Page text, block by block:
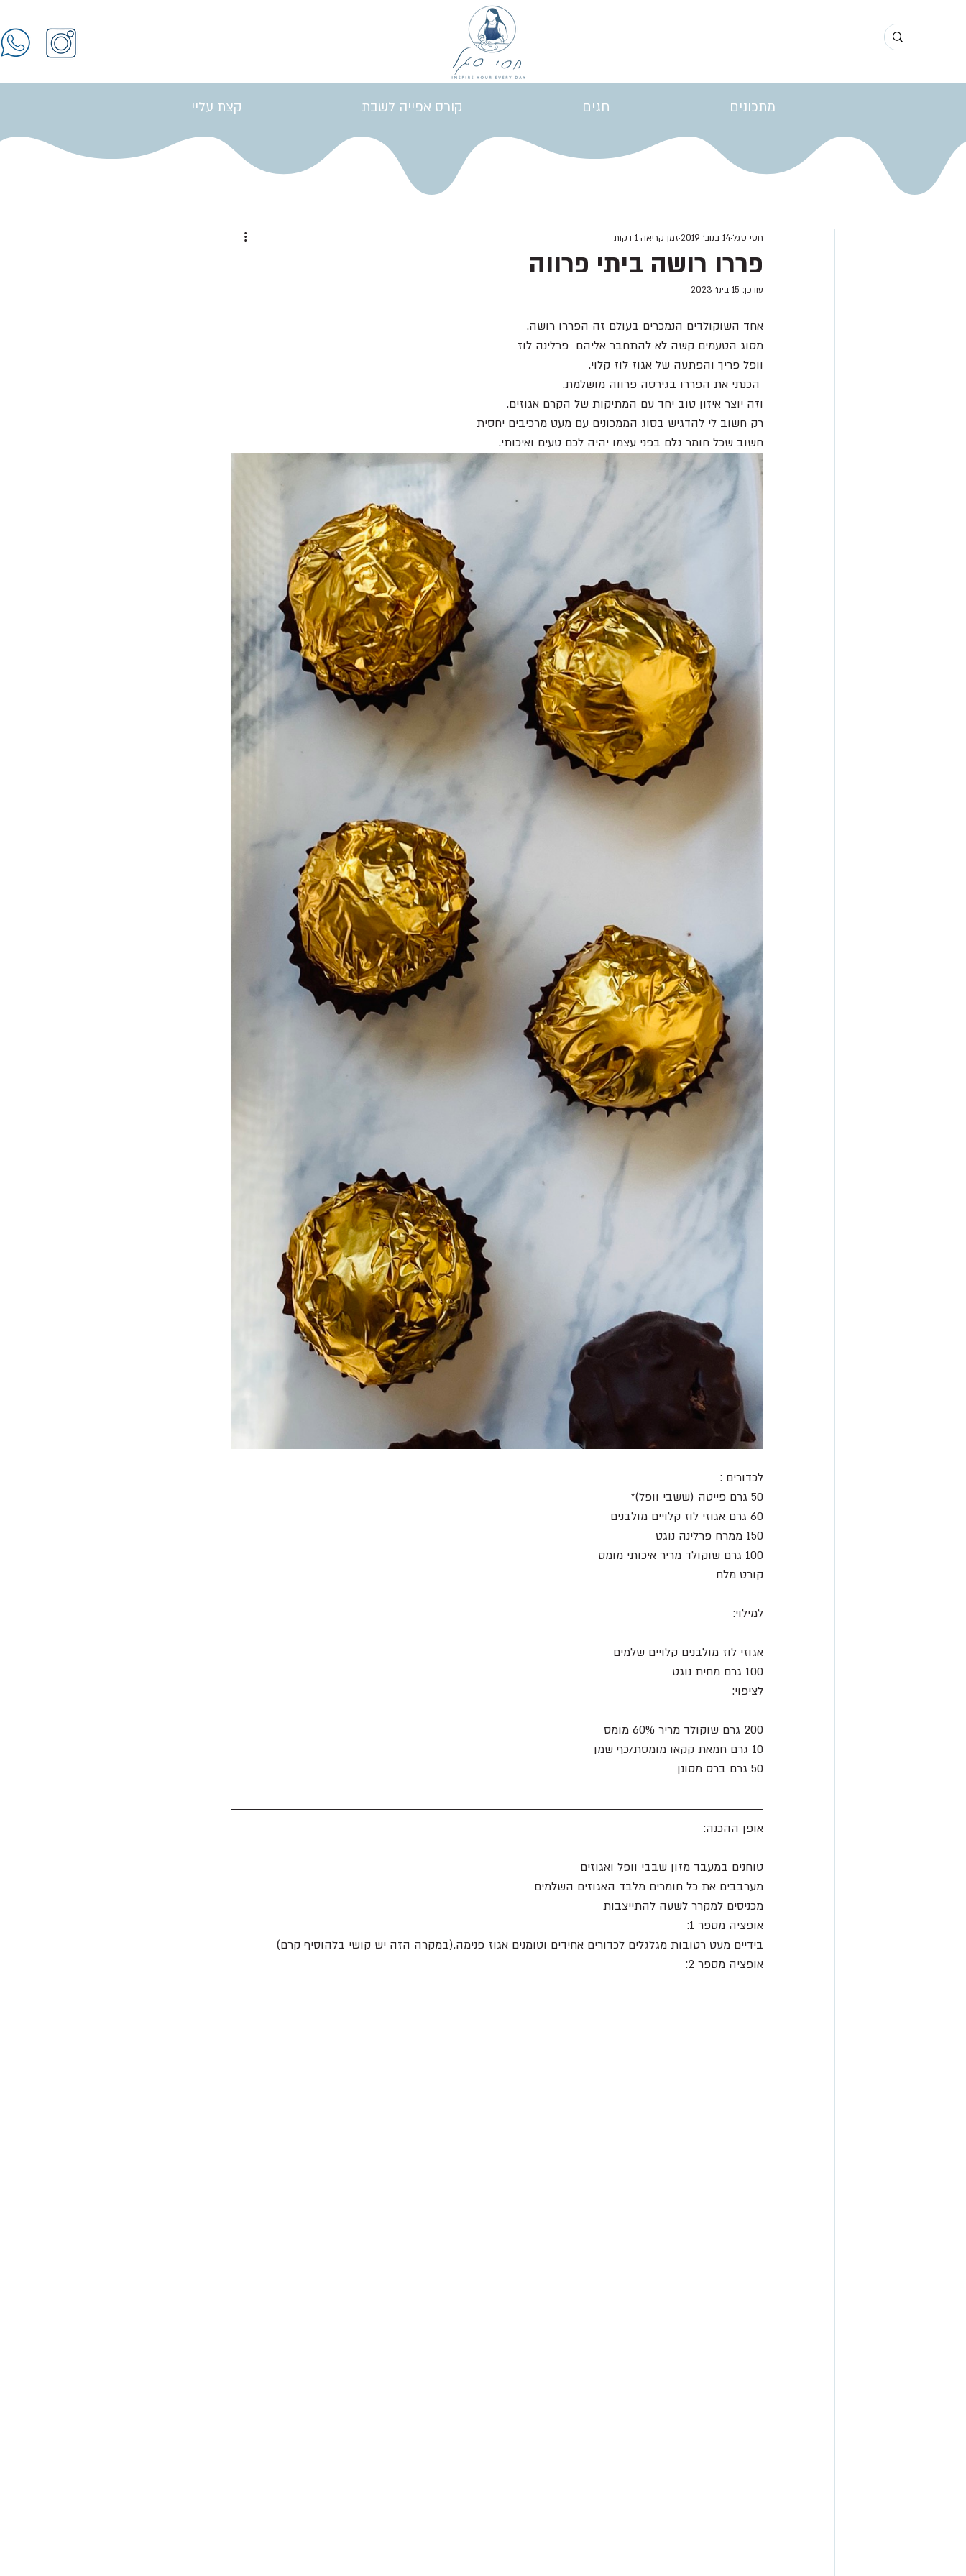
מתכונים חגים קורס אפייה לשבת קצת עליי
פררו רושה ביתי פרווה
חסי סגל14 בנוב׳ 2019 זמן קריאה 1 דקות
עודכן: 15 בינו׳ 2023
אחד השוקולדים הנמכרים בעולם זה הפררו רושה.
מסוג הטעמים קשה לא להתחבר אליהם  פרלינה לוז
וופל פריך והפתעה של אגוז לוז קלוי.
וזה יוצר איזון טוב יחד עם המתיקות של הקרם אגוזים.
רק חשוב לי להדגיש בסוג הממכונים עם מעט מרכיבים יחסית
חשוב שכל חומר גלם בפני עצמו יהיה לכם טעים ואיכותי.
לכדורים :
50 גרם פייטה (ששבי וופל)*
60 גרם אגוזי לוז קלויים מולבנים
150 ממרח פרלינה נוגט
100 גרם שוקולד מריר איכותי מומס
קורט מלח
למילוי:
אגוזי לוז מולבנים קלויים שלמים
100 גרם מחית נוגט
לציפוי:
200 גרם שוקולד מריר 60% מומס
10 גרם חמאת קקאו מומסת/כף שמן
50 גרם ברס מסונן
אופן ההכנה:
טוחנים במעבד מזון שבבי וופל ואגוזים
מערבבים את כל חומרים מלבד האגוזים השלמים
מכניסים למקרר לשעה להתייצבות
אופציה מספר 1:
בידיים מעט רטובות מגלגלים לכדורים אחידים וטומנים אגוז פנימה.(במקרה הזה יש קושי בלהוסיף קרם)
אופציה מספר 2: